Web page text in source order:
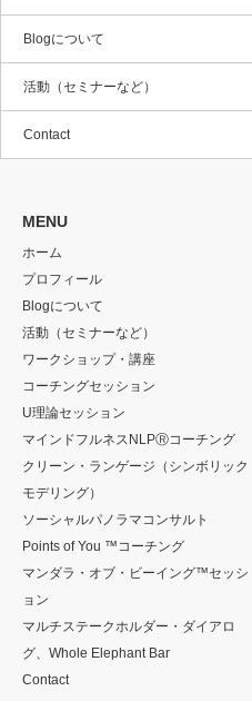
Blogについて
活動（セミナーなど）
Contact
MENU
ホーム
プロフィール
Blogについて
活動（セミナーなど）
ワークショップ・講座
コーチングセッション
U理論セッション
マインドフルネスNLPⓇコーチング
クリーン・ランゲージ（シンボリック
モデリング）
ソーシャルパノラマコンサルト
Points of You ™コーチング
マンダラ・オブ・ビーイング™セッシ
ョン
マルチステークホルダー・ダイアロ
グ、Whole Elephant Bar
Contact